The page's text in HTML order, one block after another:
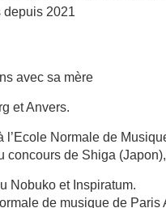
depuis 2021
avec sa mère
et Anvers.
l’Ecole Normale de
concours de Shiga
Nobuko et Inspiratum.
de musique de Paris